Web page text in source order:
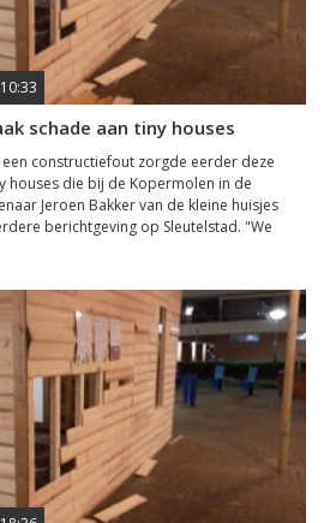
schade aan tiny houses
constructiefout zorgde eerder deze
houses die bij de Kopermolen in de
Jeroen Bakker van de kleine huisjes
berichtgeving op Sleutelstad. "We